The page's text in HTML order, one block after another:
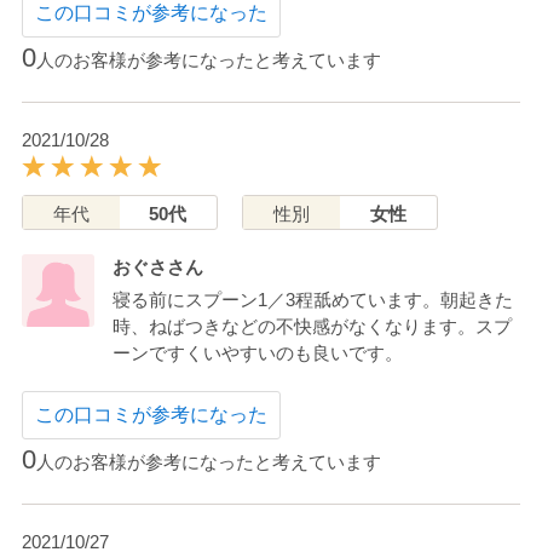
この口コミが参考になった
0人のお客様が参考になったと考えています
2021/10/28
年代 50代 性別 女性
おぐささん
寝る前にスプーン1／3程舐めています。朝起きた
時、ねばつきなどの不快感がなくなります。スプ
ーンですくいやすいのも良いです。
この口コミが参考になった
0人のお客様が参考になったと考えています
2021/10/27